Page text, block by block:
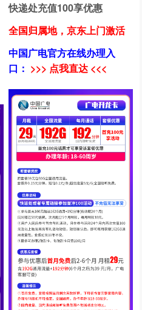
快递处充值100享优惠
全国归属地，京东上门激活
中国广电官方在线办理入
口： >>> 点我直达 <<<